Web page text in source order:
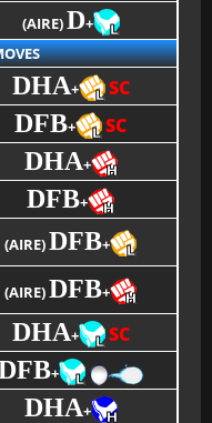
(AIRE)D+
DHA+ SC
DFB+ SC
DHA+
DFB+
(AIRE)DFB+
(AIRE)DFB+
DHA+ SC
+
DHA+